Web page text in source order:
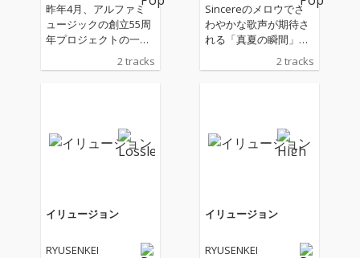
昨年4月、アルファミ
ュージックの創立55周
年プロジェクトの一環
で発表されたアルバム
「イリュージョン」以
2 tracks
Sincereのメロウでさ
わやかな歌声が期待さ
れる「真夏の瞬間」は
昨年4月、アルファミ
ュージックの創立55周
来約1年ぶりとなる新
曲
2 tracks
イリュージョン
RYUSENKEI
イリュージョン
RYUSENKEI